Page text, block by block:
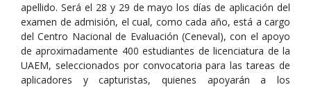
apellido. Será el 28 y 29 de mayo los días de aplicación del
examen de admisión, el cual, como cada año, está a cargo
del Centro Nacional de Evaluación (Ceneval), con el apoyo
de aproximadamente 400 estudiantes de licenciatura de la
UAEM, seleccionados por convocatoria para las tareas de
aplicadores y capturistas, quienes apoyarán a los